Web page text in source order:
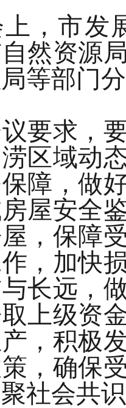
市发展
然资源
等部门
求，要
区域动
障，做
屋安全
，保障
，加快
长远，
上级资
，积极
，确保
社会共